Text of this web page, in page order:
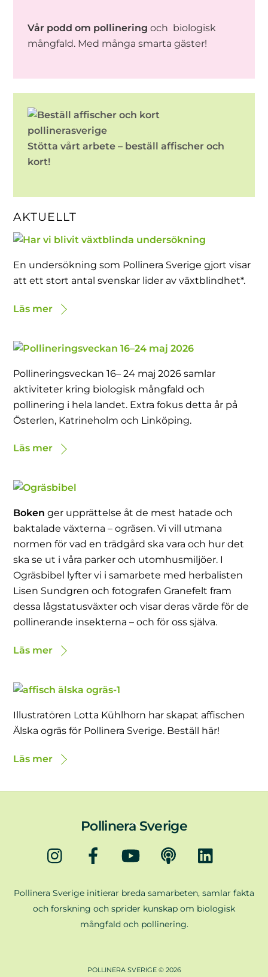
Vår podd om pollinering och biologisk
mångfald. Med många smarta gäster!
Stötta vårt arbete – beställ affischer och
kort!
AKTUELLT
En undersökning som Pollinera Sverige gjort visar
att ett stort antal svenskar lider av växtblindhet*.
Läs mer
Pollineringsveckan 16– 24 maj 2026 samlar
aktiviteter kring biologisk mångfald och
pollinering i hela landet. Extra fokus detta år på
Österlen, Katrineholm och Linköping.
Läs mer
Boken ger upprättelse åt de mest hatade och
baktalade växterna – ogräsen. Vi vill utmana
normen för vad en trädgård ska vara och hur det
ska se ut i våra parker och utomhusmiljöer. I
Ogräsbibel lyfter vi i samarbete med herbalisten
Lisen Sundgren och fotografen Granefelt fram
dessa lågstatusväxter och visar deras värde för de
pollinerande insekterna – och för oss själva.
Läs mer
Illustratören Lotta Kühlhorn har skapat affischen
Älska ogräs för Pollinera Sverige. Beställ här!
Läs mer
Back
Top
Pollinera Sverige
Instagram Facebook YouTube Podd
Pollinera Sverige initierar breda samarbeten, samlar fakta
och forskning och sprider kunskap om biologisk
mångfald och pollinering.
POLLINERA SVERIGE © 2026